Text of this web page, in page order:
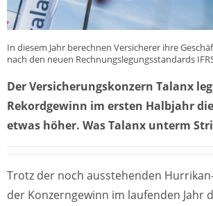
In diesem Jahr berechnen Versicherer ihre
nach den neuen Rechnungslegungsstandards
Der Versicherungskonzern Talanx
Rekordgewinn im ersten Halbjahr
etwas höher. Was Talanx unterm
Trotz der noch ausstehenden
der Konzerngewinn im laufenden Jahr